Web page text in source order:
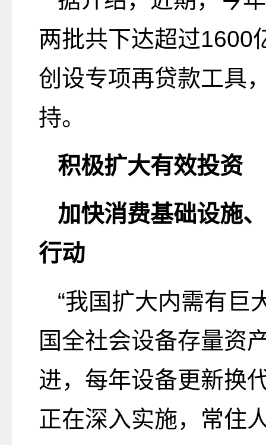
两批共下达超过1600
创设专项再贷款工具
持。
积极扩大有效投资
加快消费基础设施
行动
“我国扩大内需有巨
国全社会设备存量资
进，每年设备更新换
正在深入实施，常住